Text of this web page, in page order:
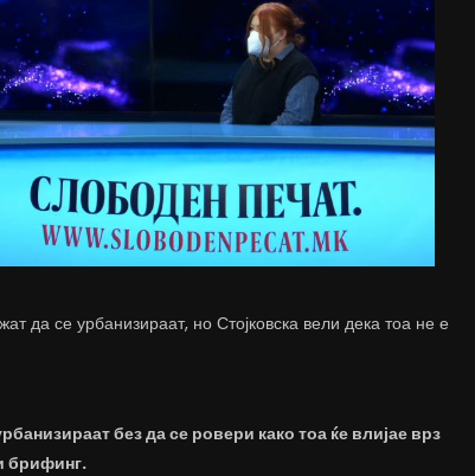
да се урбанизираат, но Стојковска вели дека тоа не е
без да се ровери како тоа ќе влијае врз
брифинг.